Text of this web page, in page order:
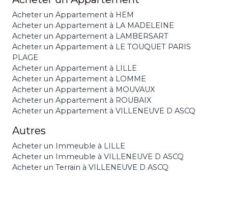
Acheter un Appartement à HEM
Acheter un Appartement à LA MADELEINE
Acheter un Appartement à LAMBERSART
Acheter un Appartement à LE TOUQUET PARIS
PLAGE
Acheter un Appartement à LILLE
Acheter un Appartement à LOMME
Acheter un Appartement à MOUVAUX
Acheter un Appartement à ROUBAIX
Acheter un Appartement à VILLENEUVE D ASCQ
Autres
Acheter un Immeuble à LILLE
Acheter un Immeuble à VILLENEUVE D ASCQ
Acheter un Terrain à VILLENEUVE D ASCQ